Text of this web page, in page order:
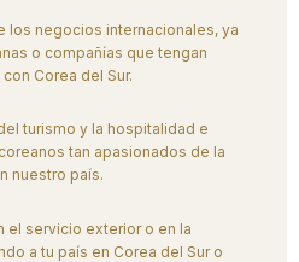
los negocios internacionales, ya
o compañías que tengan
Corea del Sur.
turismo y la hospitalidad e
tan apasionados de la
nuestro país.
el servicio exterior o en la
a tu país en Corea del Sur o